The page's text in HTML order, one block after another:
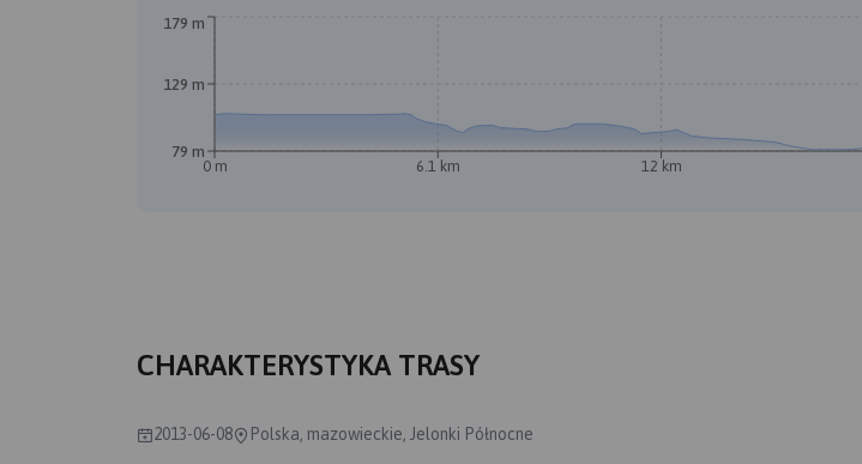
0 m 6.1 km 12 km
79 m
129 m
179 m
CHARAKTERYSTYKA TRASY
2013-06-08 Polska, mazowieckie, Jelonki Północne